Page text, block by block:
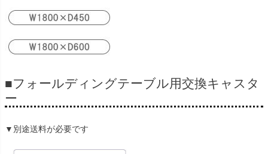
■フォールディングテーブル用交換キャスタ
ー
▼別途送料が必要です